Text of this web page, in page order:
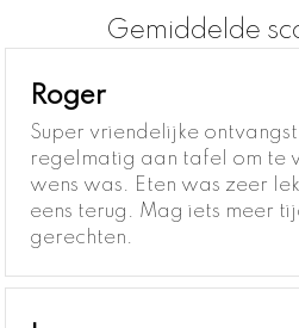
Gemiddelde
Roger
Super vriendelijke
regelmatig aan tafel om te
wens was. Eten was zeer
eens terug. Mag iets meer
gerechten.